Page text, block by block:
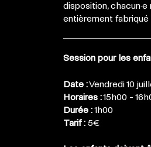
disposition,
entièrement fabriqué
Session pour les
Date :Vendredi 10
Horaires :15h00 -
Durée :1h00
Tarif : 5€